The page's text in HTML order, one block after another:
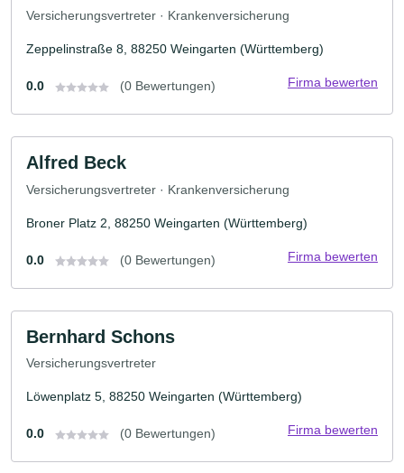
Versicherungsvertreter · Krankenversicherung
Zeppelinstraße 8, 88250 Weingarten (Württemberg)
0.0 (0 Bewertungen) Firma bewerten
Alfred Beck
Versicherungsvertreter · Krankenversicherung
Broner Platz 2, 88250 Weingarten (Württemberg)
0.0 (0 Bewertungen) Firma bewerten
Bernhard Schons
Versicherungsvertreter
Löwenplatz 5, 88250 Weingarten (Württemberg)
0.0 (0 Bewertungen) Firma bewerten